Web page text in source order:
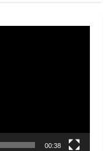
00:38